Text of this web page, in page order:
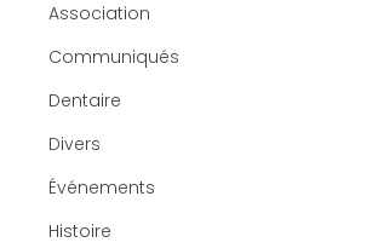
Association
Communiqués
Dentaire
Divers
Événements
Histoire